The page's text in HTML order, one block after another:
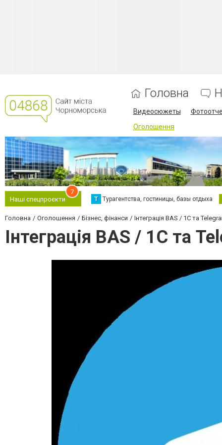
Головна
Видеосюжеты
Оголошення
Наші спецпроєкти
7
Т Турагентства, гостиницы, базы отдыха
Головна Оголошення Бізнес, фінанси Інтеграція BAS / 1C та
Інтеграція BAS / 1C та